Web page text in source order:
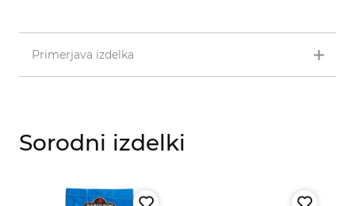
Primerjava izdelka
Sorodni izdelki